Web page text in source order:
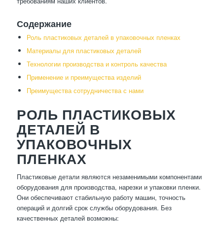
Содержание
Роль пластиковых деталей в упаковочных пленках
Материалы для пластиковых деталей
Технологии производства и контроль качества
Применение и преимущества изделий
Преимущества сотрудничества с нами
РОЛЬ ПЛАСТИКОВЫХ
ДЕТАЛЕЙ В
УПАКОВОЧНЫХ
ПЛЕНКАХ
Пластиковые детали являются незаменимыми компонентами
оборудования для производства, нарезки и упаковки пленки.
Они обеспечивают стабильную работу машин, точность
операций и долгий срок службы оборудования. Без
качественных деталей возможны: